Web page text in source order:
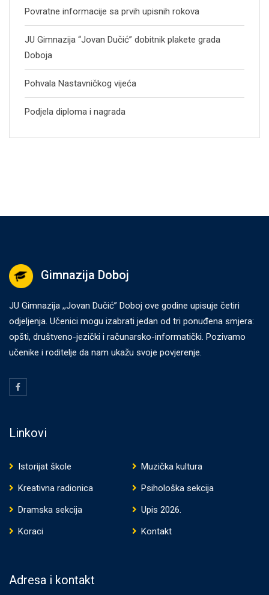
Povratne informacije sa prvih upisnih rokova
JU Gimnazija “Jovan Dučić” dobitnik plakete grada
Doboja
Pohvala Nastavničkog vijeća
Podjela diploma i nagrada
Gimnazija Doboj
JU Gimnazija ,,Jovan Dučić” Doboj ove godine upisuje četiri
odjeljenja. Učenici mogu izabrati jedan od tri ponuđena smjera:
opšti, društveno-jezički i računarsko-informatički. Pozivamo
učenike i roditelje da nam ukažu svoje povjerenje.
Linkovi
Istorijat škole
Muzička kultura
Kreativna radionica
Psihološka sekcija
Dramska sekcija
Upis 2026.
Koraci
Kontakt
Adresa i kontakt